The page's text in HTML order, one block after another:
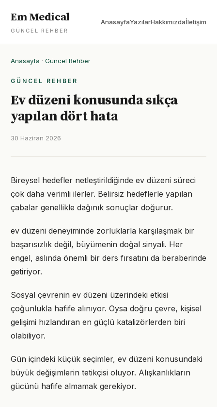
Em Medical
GÜNCEL REHBER
AnasayfaYazılarHakkımızdaİletişim
Anasayfa · Güncel Rehber
GÜNCEL REHBER
Ev düzeni konusunda sıkça
yapılan dört hata
30 Haziran 2026
Bireysel hedefler netleştirildiğinde ev düzeni süreci
çok daha verimli ilerler. Belirsiz hedeflerle yapılan
çabalar genellikle dağınık sonuçlar doğurur.
ev düzeni deneyiminde zorluklarla karşılaşmak bir
başarısızlık değil, büyümenin doğal sinyali. Her
engel, aslında önemli bir ders fırsatını da beraberinde
getiriyor.
Sosyal çevrenin ev düzeni üzerindeki etkisi
çoğunlukla hafife alınıyor. Oysa doğru çevre, kişisel
gelişimi hızlandıran en güçlü katalizörlerden biri
olabiliyor.
Gün içindeki küçük seçimler, ev düzeni konusundaki
büyük değişimlerin tetikçisi oluyor. Alışkanlıkların
gücünü hafife almamak gerekiyor.